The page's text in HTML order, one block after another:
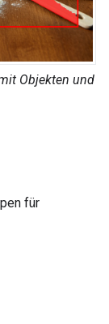
Objekten und
für